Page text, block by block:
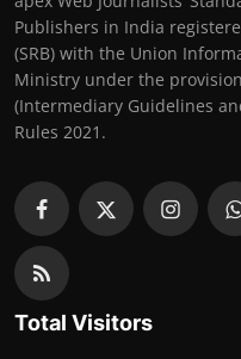
Publishers in India
(SRB) with the Union
Ministry under the
(Intermediary Guidelines
Rules 2021.
Total Visitors